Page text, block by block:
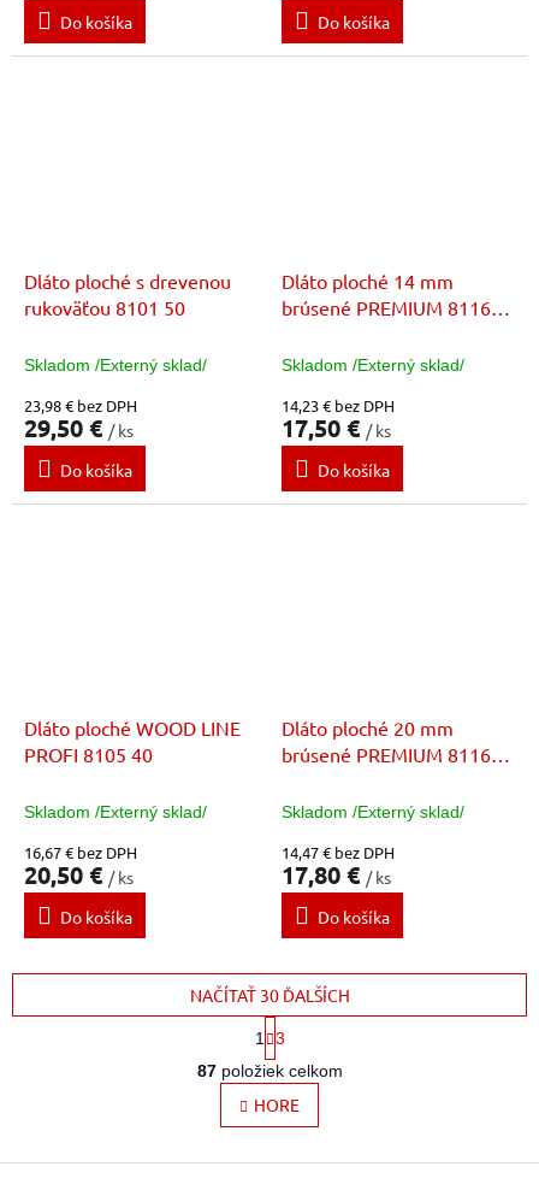
Do košíka
Do košíka
Dláto ploché s drevenou
rukoväťou 8101 50
Skladom /Externý sklad/
23,98 € bez DPH
29,50 € / ks
Do košíka
Dláto ploché 14 mm
brúsené PREMIUM 8116
Skladom /Externý sklad/
14,23 € bez DPH
17,50 € / ks
Do košíka
Dláto ploché WOOD LINE
PROFI 8105 40
Skladom /Externý sklad/
16,67 € bez DPH
20,50 € / ks
Do košíka
Dláto ploché 20 mm
brúsené PREMIUM 8116
Skladom /Externý sklad/
14,47 € bez DPH
17,80 € / ks
Do košíka
O
v
l
á
NAČÍTAŤ 30 ĎALŠÍCH
S
t
r
á
n
k
v
1
3
87položiek celkom
HORE
Z